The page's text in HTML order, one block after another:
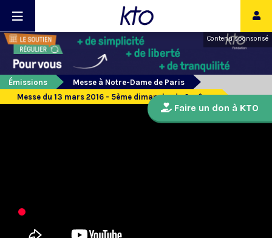
Contenu sponsorisé
Émissions
Messe à Notre-Dame de Paris
Messe du 13 mars 2016 - 5ème dimanche de Carême
Faire un don à KTO